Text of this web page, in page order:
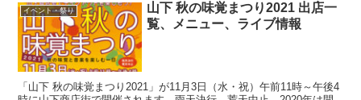
イベント・祭り
山下 秋の味覚まつり2021 出店一
覧、メニュー、ライブ情報
「山下 秋の味覚まつり2021」が11月3日（水・祝）午前11時～午後4